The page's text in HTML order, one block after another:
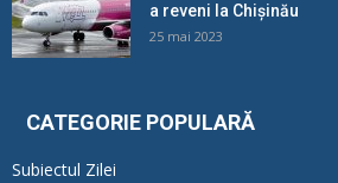
a reveni la Chișinău
25 mai 2023
CATEGORIE POPULARĂ
Subiectul Zilei